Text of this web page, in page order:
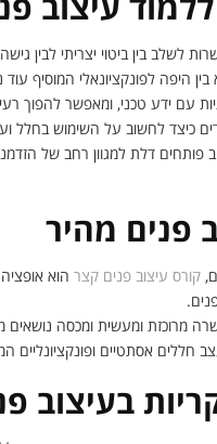
לשלב בין ביטוי יצריתי לבין
היפה לפונקציונאלי המוסיף עוד
עם ידע טכני, ומאפשר להפוך
כיצד לחשוב על השימוש בחלל
פותחים דלת למגוון רחב של
פנים מהיר
קורס עיצוב פנים קצר הוא
מרוכזת ומעשית ומכסה נושאים
חללים אסתטיים ופונקציונליים
בעיצוב